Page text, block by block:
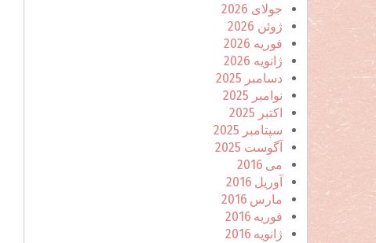
جولای 2026
ژوئن 2026
فوریه 2026
ژانویه 2026
دسامبر 2025
نوامبر 2025
اکتبر 2025
سپتامبر 2025
آگوست 2025
می 2016
آوریل 2016
مارس 2016
فوریه 2016
ژانویه 2016